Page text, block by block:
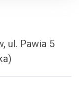
ul. Pawia 5